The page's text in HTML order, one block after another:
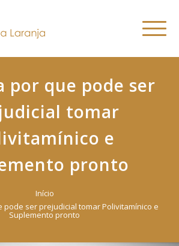
Laranja
Especialista em Fitoterapia
por que pode ser
tomar
e
pronto
Início
pode ser prejudicial tomar Polivitamínico e
Suplemento pronto